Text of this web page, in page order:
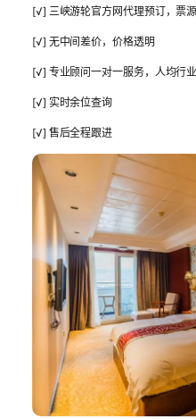
[√] 三峡游轮官方网代理预订，票
[√] 无中间差价，价格透明
[√] 专业顾问一对一服务，人均行
[√] 实时余位查询
[√] 售后全程跟进